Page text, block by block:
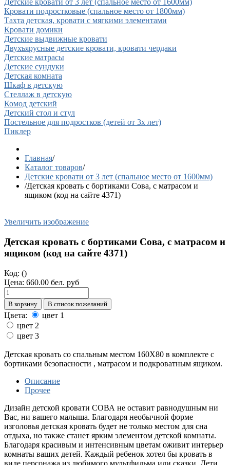
Детские кровати от 3 лет (спальное место от 1600мм)
Кровати подростковые (спальное место от 1800мм)
Тахта детская, кровати с мягкими элементами
Кровати домики
Детские выдвижные кровати
Двухъярусные детские кровати, кровати чердаки
Детские матрасы
Детские сундуки
Детская комната
Шкаф в детскую
Стеллаж в детскую
Комод детский
Детский стол и стул
Постельное для подростков (детей от 3х лет)
Пиклер
Главная/
Каталог товаров/
Детские кровати от 3 лет (спальное место от 1600мм)
/Детская кровать с бортиками Сова, с матрасом и
ящиком (код на сайте 4371)
Увеличить изображение
Детская кровать с бортиками Сова, с матрасом и
ящиком (код на сайте 4371)
Код: ()
Цена: 660.00 бел. руб
В корзину В список пожеланий
Цвета:
цвет 1
цвет 2
цвет 3
Детская кровать со спальным местом 160Х80 в комплекте с
бортиками безопасности , матрасом и подкроватным ящиком.
Описание
Прочее
Дизайн детской кровати СОВА не оставит равнодушным ни
Вас, ни вашего малыша. Благодаря необычной форме
изголовья детская кровать будет не только местом для сна
отдыха, но также станет ярким элементом детской комнаты.
Благодаря красивым и интенсивным цветам оживит интерьер
комнаты ваших детей. Каждый ребенок хотел бы кровать в
виде персонажа из любимого мультфильма или сказки. Дети